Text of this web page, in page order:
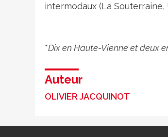
intermodaux (La Souterraine,
*Dix en Haute-Vienne et deux
Auteur
OLIVIER JACQUINOT